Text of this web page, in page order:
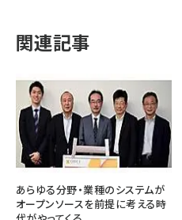
関連記事
あらゆる分野・業種のシステムが
オープンソースを前提に考える時